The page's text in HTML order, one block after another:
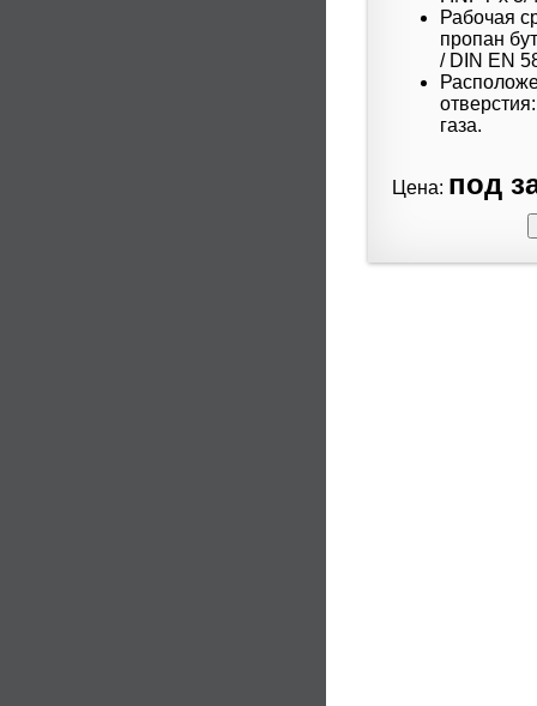
Рабочая
пропан
/ DIN EN
газа.
Цена: под